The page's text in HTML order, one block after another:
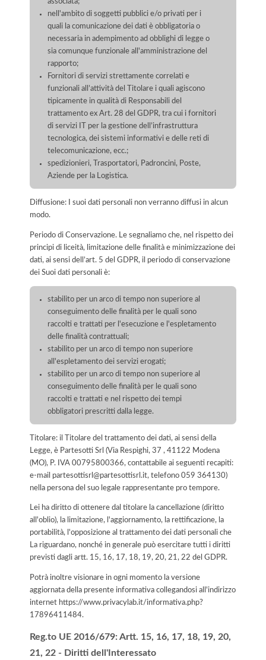
nell'ambito di soggetti pubblici e/o privati per i
quali la comunicazione dei dati è obbligatoria o
necessaria in adempimento ad obblighi di legge o
sia comunque funzionale all'amministrazione del
rapporto;
Fornitori di servizi strettamente correlati e
funzionali all’attività del Titolare i quali agiscono
tipicamente in qualità di Responsabili del
trattamento ex Art. 28 del GDPR, tra cui i fornitori
di servizi IT per la gestione dell’infrastruttura
tecnologica, dei sistemi informativi e delle reti di
telecomunicazione, ecc.;
spedizionieri, Trasportatori, Padroncini, Poste,
Aziende per la Logistica.
Diffusione: I suoi dati personali non verranno diffusi in alcun
modo.
Periodo di Conservazione. Le segnaliamo che, nel rispetto dei
principi di liceità, limitazione delle finalità e minimizzazione dei
dati, ai sensi dell’art. 5 del GDPR, il periodo di conservazione
dei Suoi dati personali è:
stabilito per un arco di tempo non superiore al
conseguimento delle finalità per le quali sono
raccolti e trattati per l'esecuzione e l'espletamento
delle finalità contrattuali;
stabilito per un arco di tempo non superiore
all'espletamento dei servizi erogati;
stabilito per un arco di tempo non superiore al
conseguimento delle finalità per le quali sono
raccolti e trattati e nel rispetto dei tempi
obbligatori prescritti dalla legge.
Titolare: il Titolare del trattamento dei dati, ai sensi della
Legge, è Partesotti Srl (Via Respighi, 37 , 41122 Modena
(MO), P. IVA 00795800366, contattabile ai seguenti recapiti:
e-mail partesottisrl@partesottisrl.it, telefono 059 364130)
nella persona del suo legale rappresentante pro tempore.
Lei ha diritto di ottenere dal titolare la cancellazione (diritto
all'oblio), la limitazione, l'aggiornamento, la rettificazione, la
portabilità, l'opposizione al trattamento dei dati personali che
La riguardano, nonché in generale può esercitare tutti i diritti
previsti dagli artt. 15, 16, 17, 18, 19, 20, 21, 22 del GDPR.
Potrà inoltre visionare in ogni momento la versione
aggiornata della presente informativa collegandosi all'indirizzo
internet https://www.privacylab.it/informativa.php?
17896411484.
Reg.to UE 2016/679: Artt. 15, 16, 17, 18, 19, 20,
21, 22 - Diritti dell'Interessato